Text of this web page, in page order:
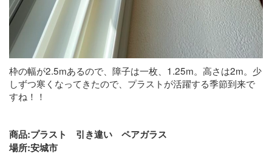
枠の幅が2.5mあるので、障子は一枚、1.25m。高さは2m。少
しずつ寒くなってきたので、プラストが活躍する季節到来で
すね！！
商品:プラスト 引き違い ペアガラス
場所:安城市